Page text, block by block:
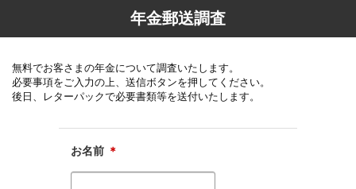
年金郵送調査
無料でお客さまの年金について調査いたします。
必要事項をご入力の上、送信ボタンを押してください。
後日、レターパックで必要書類等を送付いたします。
お名前 ＊